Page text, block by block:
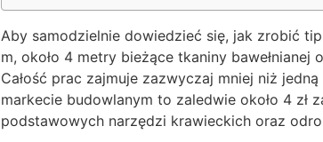
Aby samodzielnie dowiedzieć się, jak zrobić
m, około 4 metry bieżące tkaniny
Całość prac zajmuje zazwyczaj mniej niż
markecie budowlanym to zaledwie około 4 zł
podstawowych narzędzi krawieckich oraz